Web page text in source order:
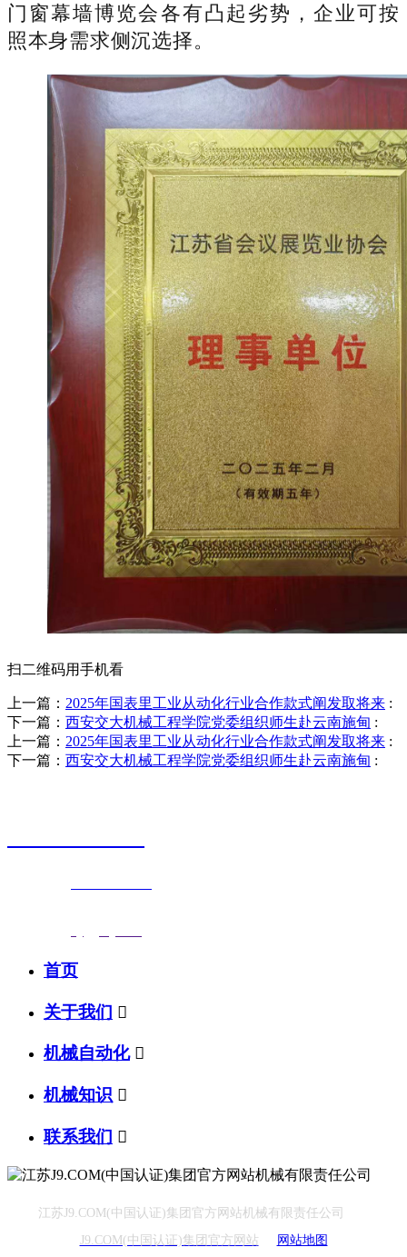
门窗幕墙博览会各有凸起劣势，企业可按
照本身需求侧沉选择。
扫二维码用手机看
上一篇： 2025年国表里工业从动化行业合作款式阐发取将来 :
下一篇： 西安交大机械工程学院党委组织师生赴云南施甸 :
上一篇： 2025年国表里工业从动化行业合作款式阐发取将来 :
下一篇： 西安交大机械工程学院党委组织师生赴云南施甸 :
首页
关于我们 
机械自动化 
机械知识 
联系我们 
江苏J9.COM(中国认证)集团官方网站机械有限责任公司
J9.COM(中国认证)集团官方网站
网站地图